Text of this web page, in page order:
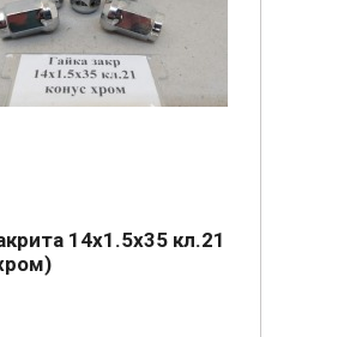
14х1.5х35 кл.21